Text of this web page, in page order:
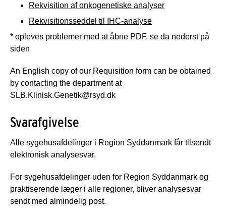
Rekvisition af onkogenetiske analyser
Rekvisitionsseddel til IHC-analyse
* opleves problemer med at åbne PDF, se da nederst på
siden
An English copy of our Requisition form can be obtained
by contacting the department at
SLB.Klinisk.Genetik@rsyd.dk
Svarafgivelse
Alle sygehusafdelinger i Region Syddanmark får tilsendt
elektronisk analysesvar.
For sygehusafdelinger uden for Region Syddanmark og
praktiserende læger i alle regioner, bliver analysesvar
sendt med almindelig post.